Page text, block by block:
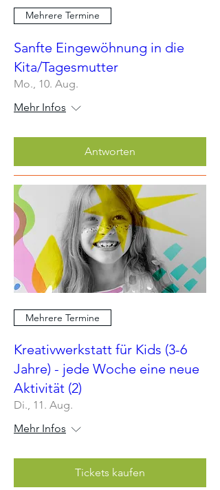
Mehrere Termine
Sanfte Eingewöhnung in die
Kita/Tagesmutter
Mo., 10. Aug.
Mehr Infos
Antworten
Mehrere Termine
Kreativwerkstatt für Kids (3-6
Jahre) - jede Woche eine neue
Aktivität (2)
Di., 11. Aug.
Mehr Infos
Tickets kaufen